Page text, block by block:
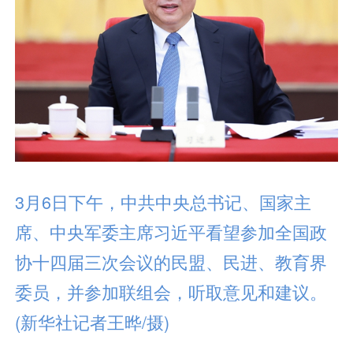
3月6日下午，中共中央总书记、国家主
席、中央军委主席习近平看望参加全国政
协十四届三次会议的民盟、民进、教育界
委员，并参加联组会，听取意见和建议。
(新华社记者王晔/摄)